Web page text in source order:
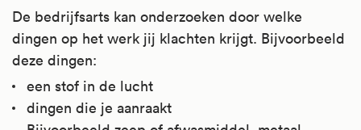
De bedrijfsarts kan onderzoeken door welke
dingen op het werk jij klachten krijgt. Bijvoorbeeld
deze dingen:
een stof in de lucht
dingen die je aanraakt